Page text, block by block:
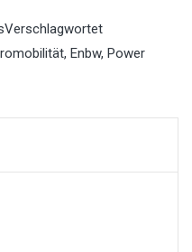
Verschlagwortet
, Enbw, Power